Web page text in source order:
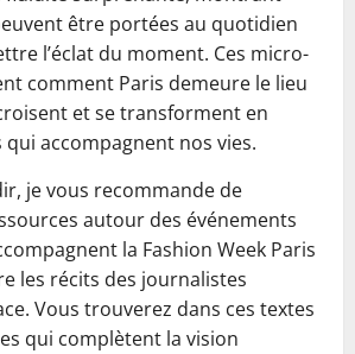
être portées au quotidien
l’éclat du moment. Ces micro-
comment Paris demeure le lieu
et se transforment en
qui accompagnent nos vies.
je vous recommande de
autour des événements
la Fashion Week Paris
les récits des journalistes
Vous trouverez dans ces textes
qui complètent la vision